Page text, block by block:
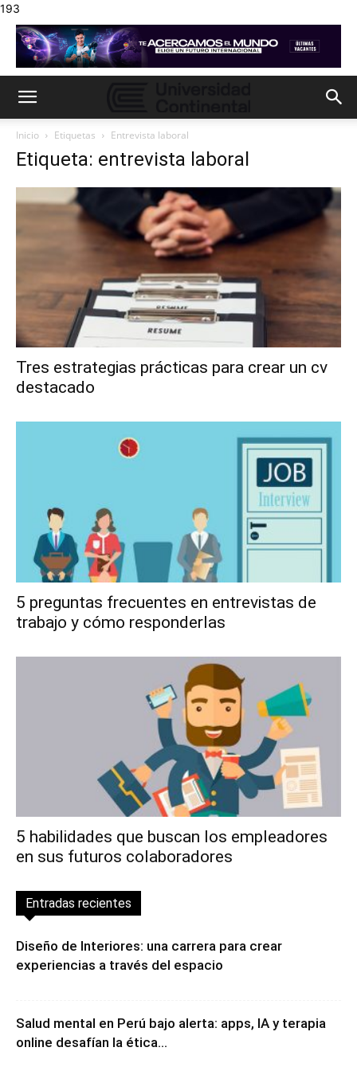
193
Inicio Etiquetas Entrevista laboral
Etiqueta: entrevista laboral
Tres estrategias prácticas para crear un cv
destacado
5 preguntas frecuentes en entrevistas de
trabajo y cómo responderlas
5 habilidades que buscan los empleadores
en sus futuros colaboradores
Entradas recientes
Diseño de Interiores: una carrera para crear
experiencias a través del espacio
Salud mental en Perú bajo alerta: apps, IA y terapia
online desafían la ética...